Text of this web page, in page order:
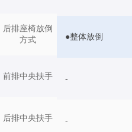
后排座椅放倒
方式
前排中央扶手
后排中央扶手
●整体放倒
-
-